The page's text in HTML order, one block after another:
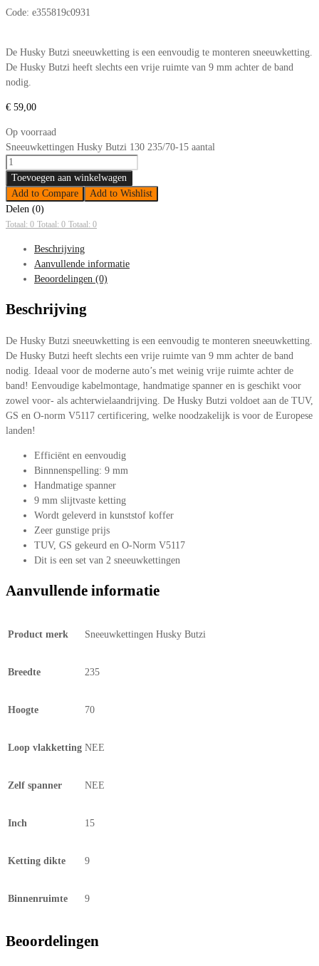
Code: e355819c0931
De Husky Butzi sneeuwketting is een eenvoudig te monteren sneeuwketting.
De Husky Butzi heeft slechts een vrije ruimte van 9 mm achter de band
nodig.
€ 59,00
Op voorraad
Sneeuwkettingen Husky Butzi 130 235/70-15 aantal
Toevoegen aan winkelwagen
Add to Compare
Add to Wishlist
Delen (0)
Totaal: 0 Totaal: 0 Totaal: 0
Beschrijving
Aanvullende informatie
Beoordelingen (0)
Beschrijving
De Husky Butzi sneeuwketting is een eenvoudig te monteren sneeuwketting.
De Husky Butzi heeft slechts een vrije ruimte van 9 mm achter de band
nodig. Ideaal voor de moderne auto’s met weinig vrije ruimte achter de
band! Eenvoudige kabelmontage, handmatige spanner en is geschikt voor
zowel voor- als achterwielaandrijving. De Husky Butzi voldoet aan de TUV,
GS en O-norm V5117 certificering, welke noodzakelijk is voor de Europese
landen!
Efficiënt en eenvoudig
Binnnenspelling: 9 mm
Handmatige spanner
9 mm slijtvaste ketting
Wordt geleverd in kunststof koffer
Zeer gunstige prijs
TUV, GS gekeurd en O-Norm V5117
Dit is een set van 2 sneeuwkettingen
Aanvullende informatie
Product merk Sneeuwkettingen Husky Butzi
Breedte 235
Hoogte 70
Loop vlakketting NEE
Zelf spanner NEE
Inch 15
Ketting dikte 9
Binnenruimte 9
Beoordelingen